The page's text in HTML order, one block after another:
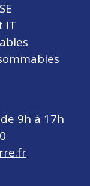
IT
9h à 17h